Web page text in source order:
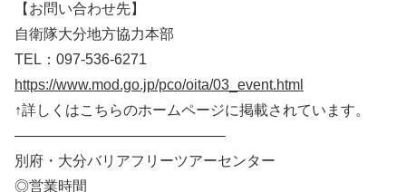
【お問い合わせ先】
自衛隊大分地方協力本部
TEL：097-536-6271
https://www.mod.go.jp/pco/oita/03_event.html
↑詳しくはこちらのホームページに掲載されています。
——————————————–
別府・大分バリアフリーツアーセンター
◎営業時間